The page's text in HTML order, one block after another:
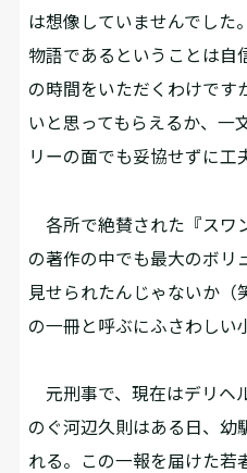
は想像していませんでした
物語であるということは自
の時間をいただくわけです
いと思ってもらえるか、一
リーの面でも妥協せずに工
各所で絶賛された『スワ
の著作の中でも最大のボリ
見せられたんじゃないか
の一冊と呼ぶにふさわしい
元刑事で、現在はデリヘ
のぐ河辺久則はある日、幼
れる。この一報を届けた若